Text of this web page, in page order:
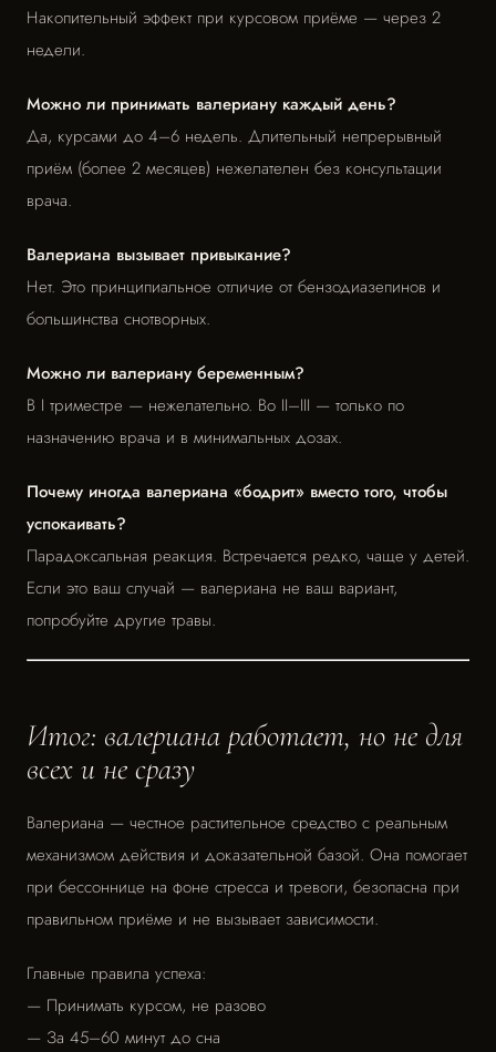
Накопительный эффект при курсовом приёме — через 2
недели.
Можно ли принимать валериану каждый день?
Да, курсами до 4–6 недель. Длительный непрерывный
приём (более 2 месяцев) нежелателен без консультации
врача.
Валериана вызывает привыкание?
Нет. Это принципиальное отличие от бензодиазепинов и
большинства снотворных.
Можно ли валериану беременным?
В I триместре — нежелательно. Во II–III — только по
назначению врача и в минимальных дозах.
Почему иногда валериана «бодрит» вместо того, чтобы
успокаивать?
Парадоксальная реакция. Встречается редко, чаще у детей.
Если это ваш случай — валериана не ваш вариант,
попробуйте другие травы.
Итог: валериана работает, но не для
всех и не сразу
Валериана — честное растительное средство с реальным
механизмом действия и доказательной базой. Она помогает
при бессоннице на фоне стресса и тревоги, безопасна при
правильном приёме и не вызывает зависимости.
Главные правила успеха:
— Принимать курсом, не разово
— За 45–60 минут до сна